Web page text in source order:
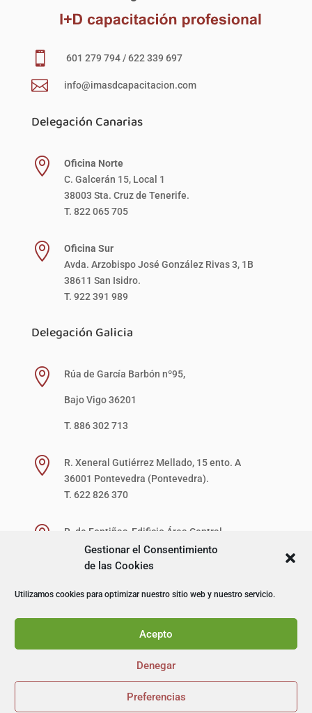
Gestionar el Consentimiento
de las Cookies
Utilizamos cookies para optimizar nuestro sitio web y nuestro servicio.
Acepto
Denegar
Preferencias
 601 279 794 / 622 339 697
 info@imasdcapacitacion.com
Delegación Canarias

Oficina Norte
C. Galcerán 15, Local 1
38003 Sta. Cruz de Tenerife.
T. 822 065 705

Oficina Sur
Avda. Arzobispo José González Rivas 3, 1B
38611 San Isidro.
T. 922 391 989
Delegación Galicia
 Rúa de García Barbón nº95,
Bajo Vigo 36201
T. 886 302 713

R. Xeneral Gutiérrez Mellado, 15 ento. A
36001 Pontevedra (Pontevedra).
T. 622 826 370

R. de Fontiñas, Edificio Área Central,
1ª Planta, Local 27-D (zona verde)
15707 Santiago de Compostela (A Coruña).